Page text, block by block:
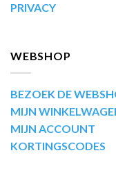
PRIVACY
WEBSHOP
BEZOEK DE
MIJN
MIJN ACCOUNT
KORTINGSCODES